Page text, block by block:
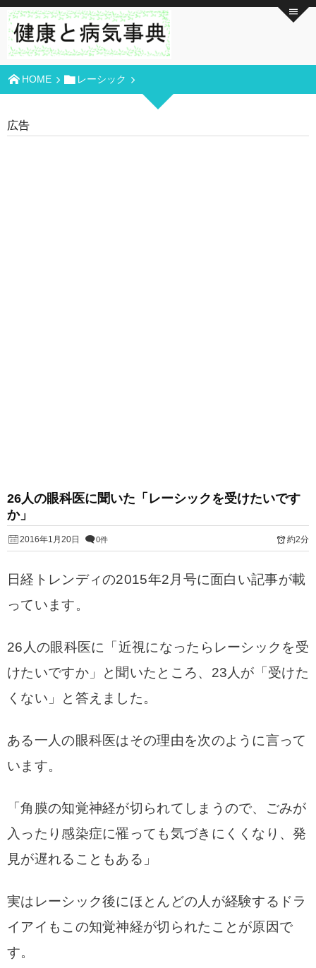
HOME レーシック
広告
26人の眼科医に聞いた「レーシックを受けたいです
か」
2016年1月20日 0件 約2分
日経トレンディの2015年2月号に面白い記事が載
っています。
26人の眼科医に「近視になったらレーシックを受
けたいですか」と聞いたところ、23人が「受けた
くない」と答えました。
ある一人の眼科医はその理由を次のように言って
います。
「角膜の知覚神経が切られてしまうので、ごみが
入ったり感染症に罹っても気づきにくくなり、発
見が遅れることもある」
実はレーシック後にほとんどの人が経験するドラ
イアイもこの知覚神経が切られたことが原因で
す。